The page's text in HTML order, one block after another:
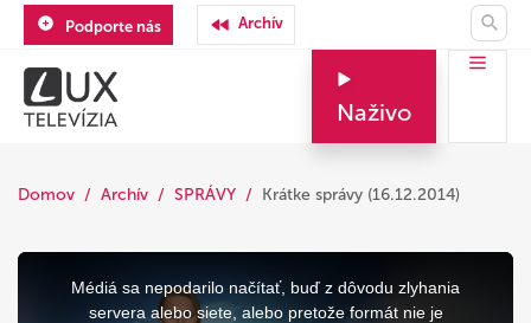
Podporte nás Archív
Naživo
Domov Archív SPRÁVY Krátke správy (16.12.2014)
This
Médiá sa nepodarilo načítať, buď z dôvodu zlyhania
servera alebo siete, alebo pretože formát nie je